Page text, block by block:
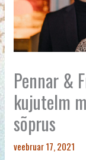
Pennar &
kujutelm
sõprus
veebruar 17, 2021